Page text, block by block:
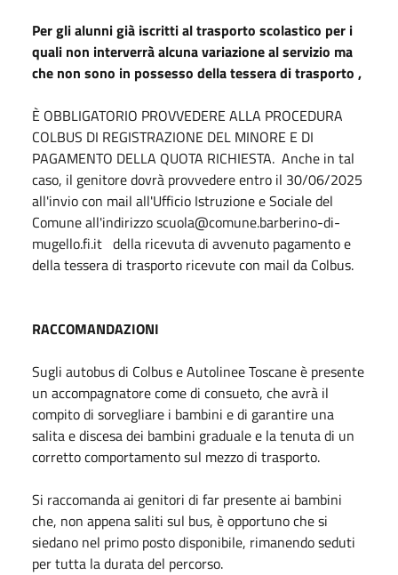
Per gli alunni già iscritti al trasporto scolastico per i
quali non interverrà alcuna variazione al servizio ma
che non sono in possesso della tessera di trasporto ,
È OBBLIGATORIO PROVVEDERE ALLA PROCEDURA
COLBUS DI REGISTRAZIONE DEL MINORE E DI
PAGAMENTO DELLA QUOTA RICHIESTA. Anche in tal
caso, il genitore dovrà provvedere entro il 30/06/2025
all'invio con mail all'Ufficio Istruzione e Sociale del
Comune all'indirizzo scuola@comune.barberino-di-
mugello.fi.it della ricevuta di avvenuto pagamento e
della tessera di trasporto ricevute con mail da Colbus.
RACCOMANDAZIONI
Sugli autobus di Colbus e Autolinee Toscane è presente
un accompagnatore come di consueto, che avrà il
compito di sorvegliare i bambini e di garantire una
salita e discesa dei bambini graduale e la tenuta di un
corretto comportamento sul mezzo di trasporto.
Si raccomanda ai genitori di far presente ai bambini
che, non appena saliti sul bus, è opportuno che si
siedano nel primo posto disponibile, rimanendo seduti
per tutta la durata del percorso.